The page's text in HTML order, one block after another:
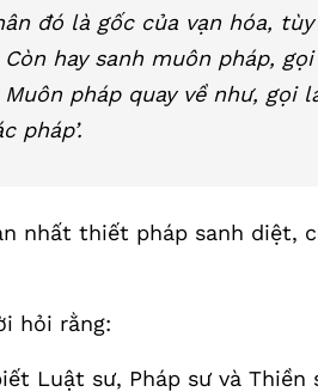
đó là gốc của vạn hóa,
hay sanh muôn pháp,
pháp quay về như, gọi
pháp’.
nhất thiết pháp sanh diệt,
hỏi rằng:
Luật sư, Pháp sư và